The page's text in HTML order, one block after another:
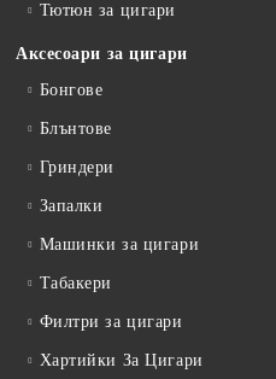
Тютюн за цигари
Аксесоари за цигари
Бонгове
Блънтове
Гриндери
Запалки
Машинки за цигари
Табакери
Филтри за цигари
Хартийки За Цигари